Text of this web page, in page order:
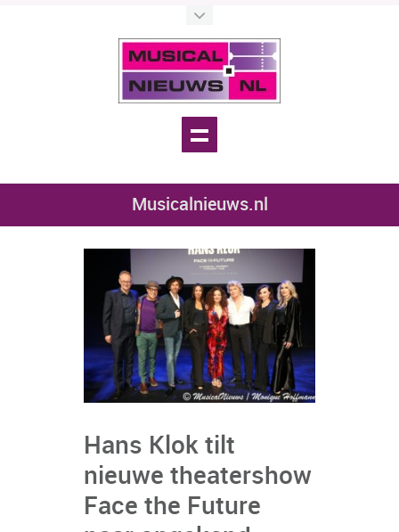
Musicalnieuws.nl
Hans Klok tilt
nieuwe theatershow
Face the Future